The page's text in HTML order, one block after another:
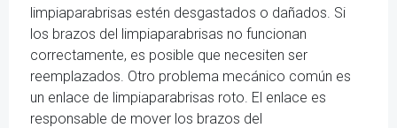
limpiaparabrisas estén desgastados o dañados. Si
los brazos del limpiaparabrisas no funcionan
correctamente, es posible que necesiten ser
reemplazados. Otro problema mecánico común es
un enlace de limpiaparabrisas roto. El enlace es
responsable de mover los brazos del